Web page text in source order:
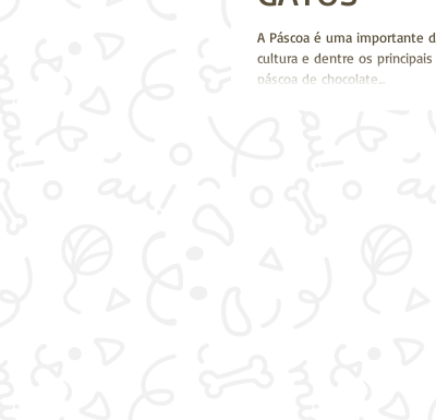
A Páscoa é uma importante
cultura e dentre os principais
páscoa de chocolate...